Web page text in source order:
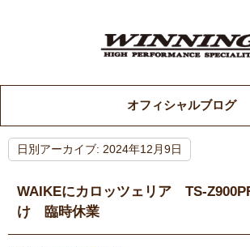
オフィシャルブログ
日別アーカイブ: 2024年12月9日
WAIKEにカロッツェリア TS-
け 臨時休業